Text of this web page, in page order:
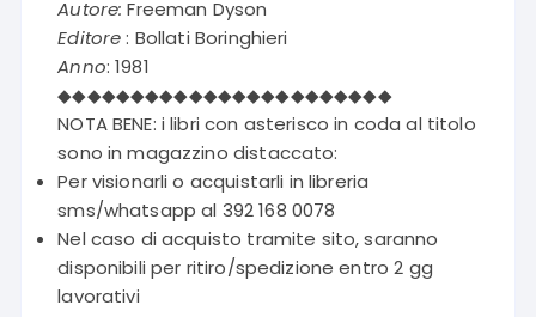
Autore: Freeman Dyson
Editore: Bollati Boringhieri
Anno: 1981
◆◆◆◆◆◆◆◆◆◆◆◆◆◆◆◆◆◆◆◆◆◆◆
NOTA BENE: i libri con asterisco in coda al titolo
sono in magazzino distaccato:
Per visionarli o acquistarli in libreria
sms/whatsapp al 392 168 0078
Nel caso di acquisto tramite sito, saranno
disponibili per ritiro/spedizione entro 2 gg
lavorativi